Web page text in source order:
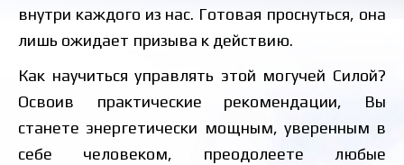
внутри каждого из нас. Готовая проснуться, она
лишь ожидает призыва к действию.
Как научиться управлять этой могучей Силой?
Освоив практические рекомендации, Вы
станете энергетически мощным, уверенным в
себе человеком, преодолеете любые